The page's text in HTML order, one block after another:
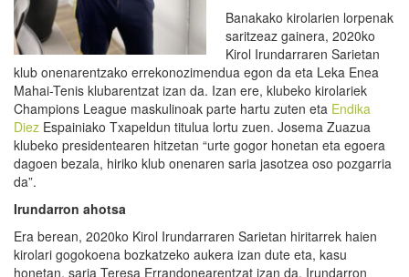
Banakako kirolarien lorpenak
saritzeaz gainera, 2020ko
Kirol Irundarraren Sarietan
klub onenarentzako errekonozimendua egon da eta Leka Enea
Mahai-Tenis klubarentzat izan da. Izan ere, klubeko kirolariek
Champions League maskulinoak parte hartu zuten eta Endika
Diez Espainiako Txapeldun titulua lortu zuen. Josema Zuazua
klubeko presidentearen hitzetan “urte gogor honetan eta egoera
dagoen bezala, hiriko klub onenaren saria jasotzea oso pozgarria
da”.
Irundarron ahotsa
Era berean, 2020ko Kirol Irundarraren Sarietan hiritarrek haien
kirolari gogokoena bozkatzeko aukera izan dute eta, kasu
honetan, saria Teresa Errandonearentzat izan da. Irundarron